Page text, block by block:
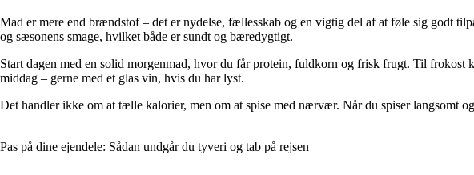
Mad er mere end brændstof – det er nydelse, fællesskab og en vigtig del af at føle sig godt
og sæsonens smage, hvilket både er sundt og bæredygtigt.
Start dagen med en solid morgenmad, hvor du får protein, fuldkorn og frisk frugt. Til
middag – gerne med et glas vin, hvis du har lyst.
Det handler ikke om at tælle kalorier, men om at spise med nærvær. Når du spiser langsomt
Pas på dine ejendele: Sådan undgår du tyveri og tab på rejsen